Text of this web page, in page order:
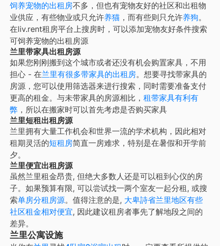
饲养宠物的出租房不多，但也有宠物友好的社区和出租物
业供应，有些物业或只允许养猫 ，而有些则只允许养狗。
在liv.rent租房平台上搜房时，可以添加宠物友好条件搜索
可饲养宠物的出租房源
兰里带家具出租房源
如果您刚刚搬到这个城市或者还没有机会购置家具，不用
担心 - 在兰里有很多带家具的出租房。想要寻找带家具的
房源，您可以使用筛选器来进行搜索，同时需要准备支付
更高的租金。与未带家具的房源相比， 租带家具有利有
弊 ，所以在搬家时可以首先考虑是否购买家具
兰里短租出租房源
兰里拥有大量工作机会和世界一流的学术机构，因此相对
租期灵活的短租房简直一房难求，特别是在暑假和开学前
夕。
兰里便宜出租房源
虽然兰里租金昂贵, 但绝大多数人还是可以租到心仪的房
子。如果预算有限, 可以尝试找一两个室友一起分租, 或搜
索单房分租房源。值得注意的是, 大卑詩省兰里地区有些
社区租金相对便宜, 因此建议租房者事先了解地段之间的
差异。
兰里公寓设施